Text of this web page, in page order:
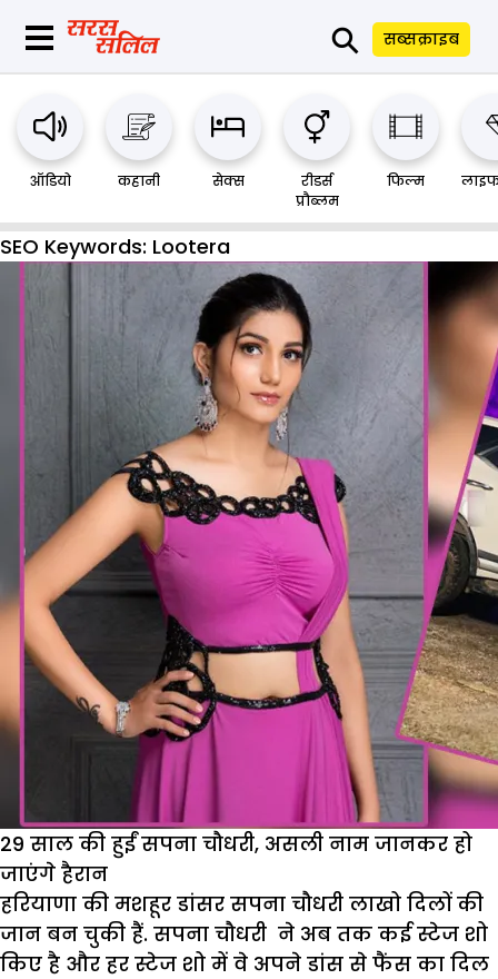
⚲ सब्सक्राइब
ऑडियो कहानी सेक्स
रीडर्स
प्रौब्लम
फिल्म
SEO Keywords: Lootera
29 साल की हुईं सपना चौधरी, असली नाम जानकर हो
जाएंगे हैरान
हरियाणा की मशहूर डांसर सपना चौधरी लाखो दिलों की
जान बन चुकी हैं. सपना चौधरी ने अब तक कई स्टेज शो
किए है और हर स्टेज शो में वे अपने डांस से फैंस का दिल